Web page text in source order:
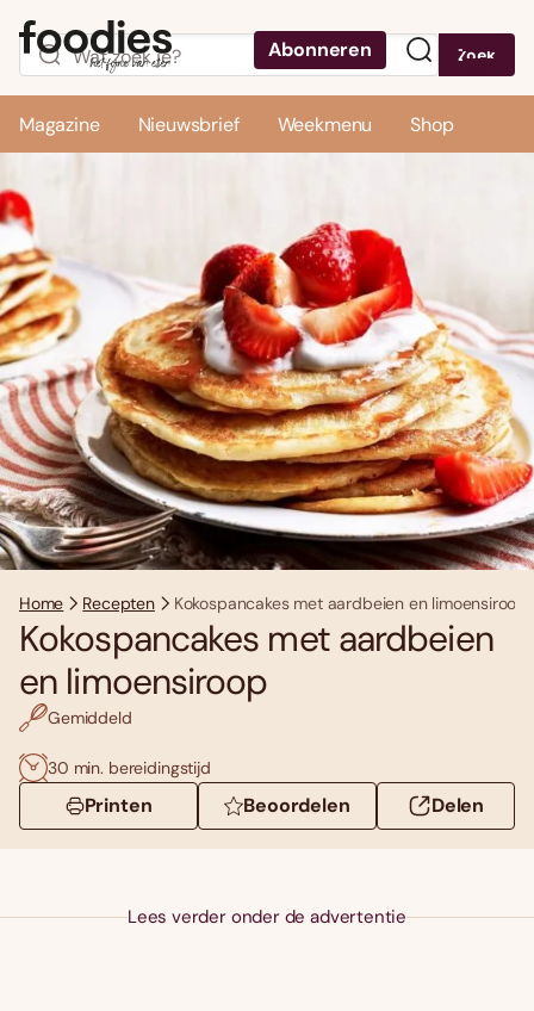
Abonneren Zoek
Magazine Nieuwsbrief Weekmenu Shop
Home Recepten Kokospancakes met aardbeien en limoensiroop
Kokospancakes met aardbeien
en limoensiroop
Gemiddeld
30 min. bereidingstijd
Printen Beoordelen Delen
Lees verder onder de advertentie